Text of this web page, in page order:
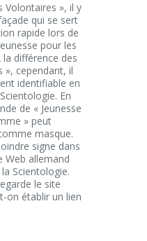
Volontaires », il y
qui se sert
rapide lors de
pour les
la différence des
», cependant, il
identifiable en
En
de « Jeunesse
» peut
masque.
signe dans
Web allemand
Scientologie.
le site
on établir un lien